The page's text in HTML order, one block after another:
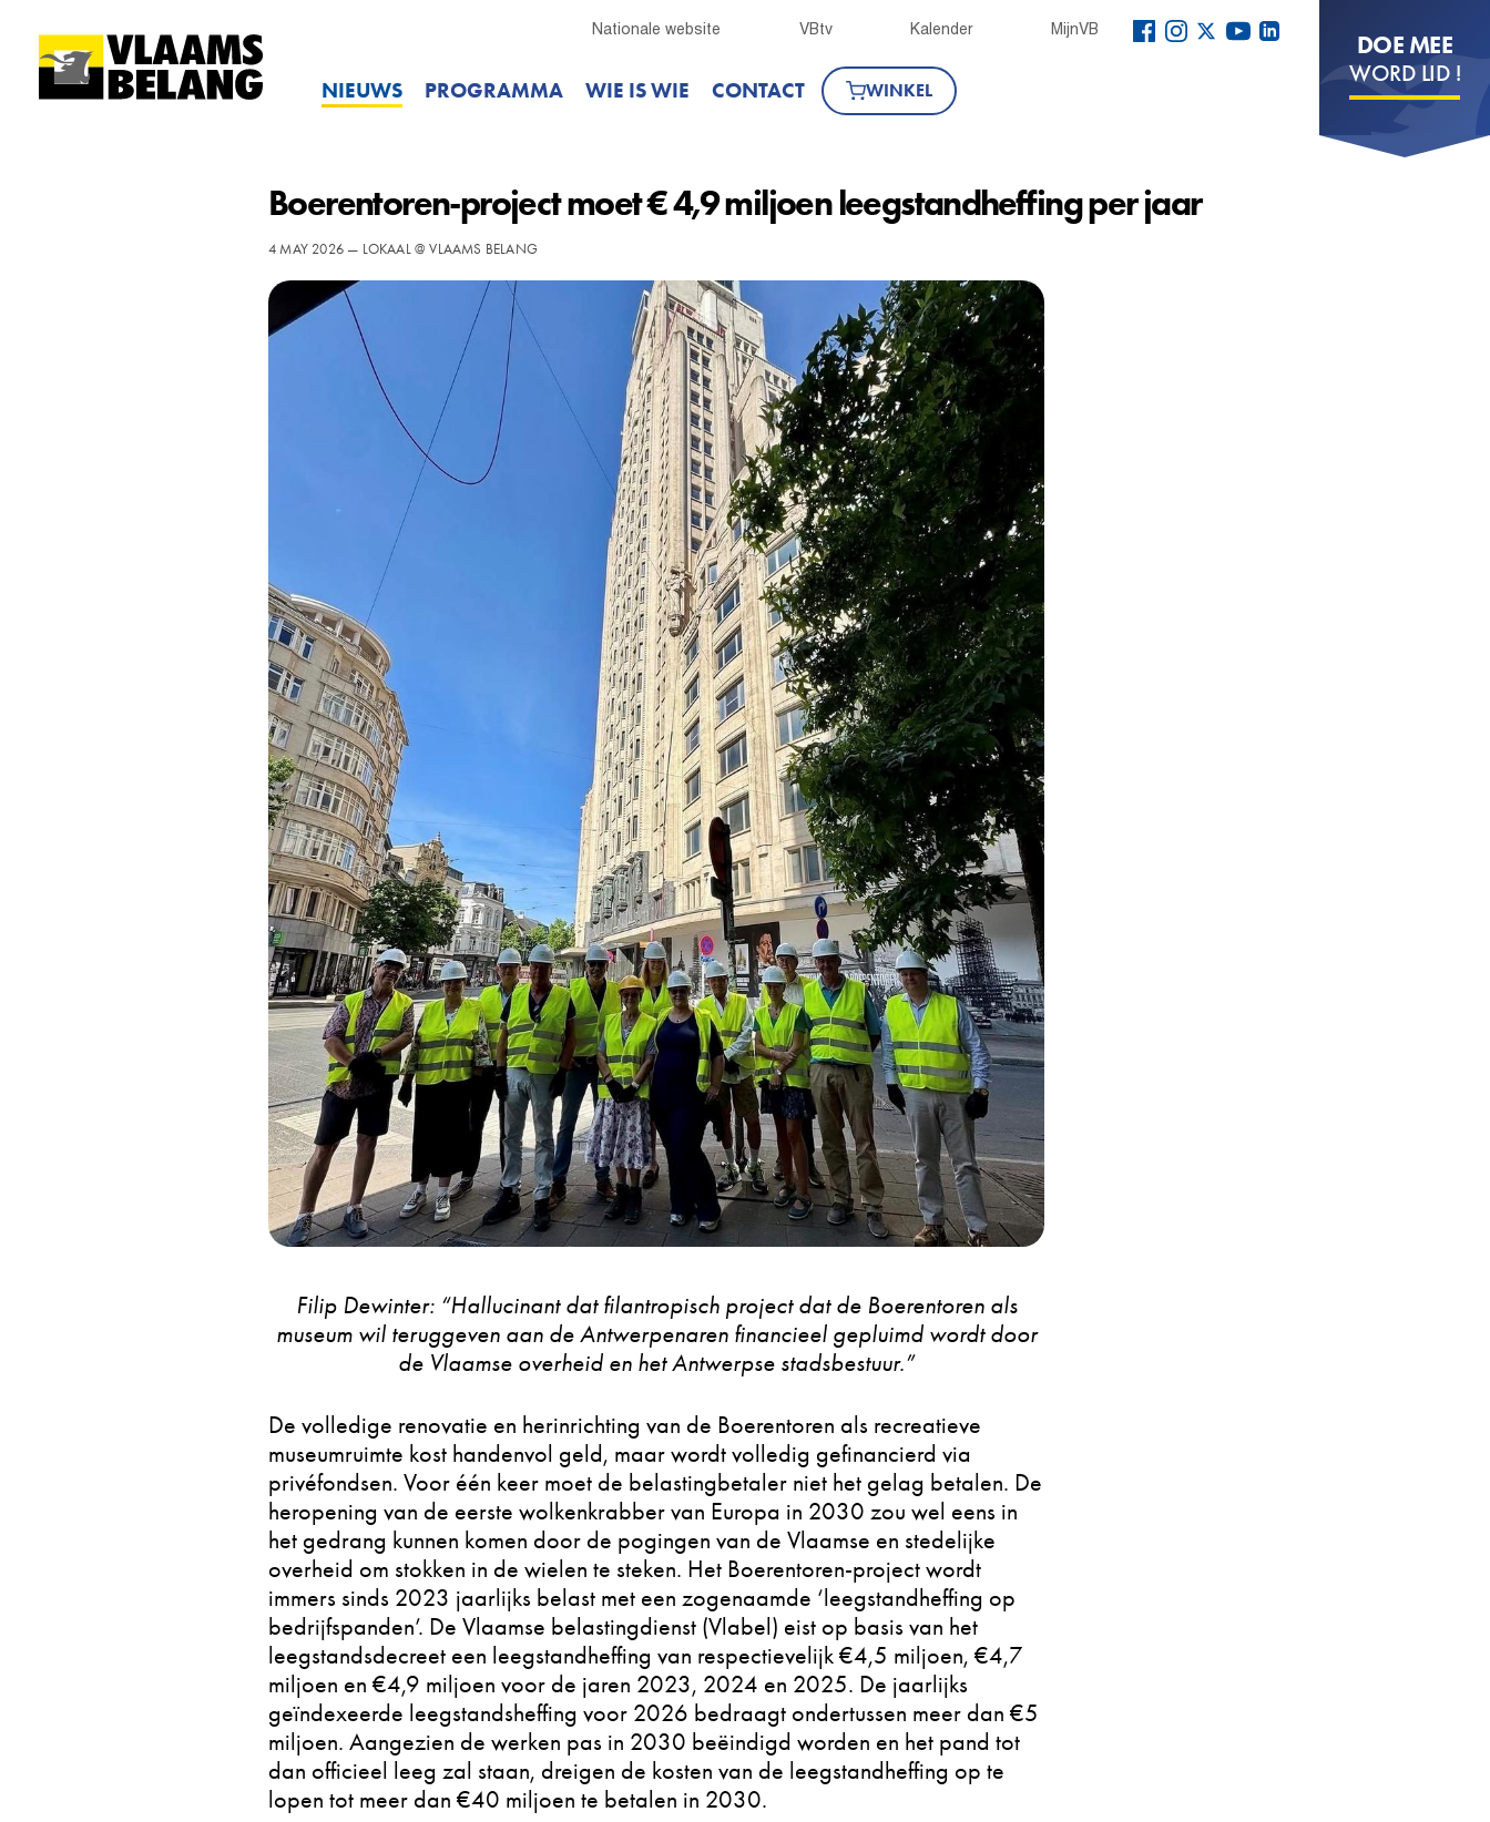
Nationale website VBtv Kalender MijnVB
NIEUWS PROGRAMMA WIE IS WIE CONTACT WINKEL
DOE MEE
WORD LID !
Boerentoren-project moet € 4,9 miljoen leegstandheffing per jaar
4 MAY 2026 — LOKAAL @ VLAAMS BELANG
Filip Dewinter: “Hallucinant dat filantropisch project dat de Boerentoren als
museum wil teruggeven aan de Antwerpenaren financieel gepluimd wordt door
de Vlaamse overheid en het Antwerpse stadsbestuur.”
De volledige renovatie en herinrichting van de Boerentoren als recreatieve
museumruimte kost handenvol geld, maar wordt volledig gefinancierd via
privéfondsen. Voor één keer moet de belastingbetaler niet het gelag betalen. De
heropening van de eerste wolkenkrabber van Europa in 2030 zou wel eens in
het gedrang kunnen komen door de pogingen van de Vlaamse en stedelijke
overheid om stokken in de wielen te steken. Het Boerentoren-project wordt
immers sinds 2023 jaarlijks belast met een zogenaamde ‘leegstandheffing op
bedrijfspanden’. De Vlaamse belastingdienst (Vlabel) eist op basis van het
leegstandsdecreet een leegstandheffing van respectievelijk €4,5 miljoen, €4,7
miljoen en €4,9 miljoen voor de jaren 2023, 2024 en 2025. De jaarlijks
geïndexeerde leegstandsheffing voor 2026 bedraagt ondertussen meer dan €5
miljoen. Aangezien de werken pas in 2030 beëindigd worden en het pand tot
dan officieel leeg zal staan, dreigen de kosten van de leegstandheffing op te
lopen tot meer dan €40 miljoen te betalen in 2030.